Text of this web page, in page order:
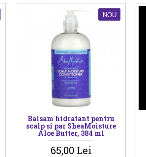
NOU
Balsam hidratant pentru
scalp si par SheaMoisture
Aloe Butter, 384 ml
65,00 Lei